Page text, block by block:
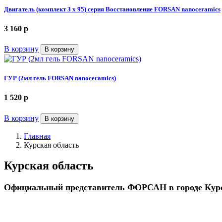
Двигатель (комплект 3 х 95) серия Восстановление FORSAN nanoceramics
3 160 p
В корзину В корзину
ГУР (2мл гель FORSAN nanoceramics)
1 520 p
В корзину В корзину
Главная
Курская область
Курская область
Официальный представитель ФОРСАН в городе